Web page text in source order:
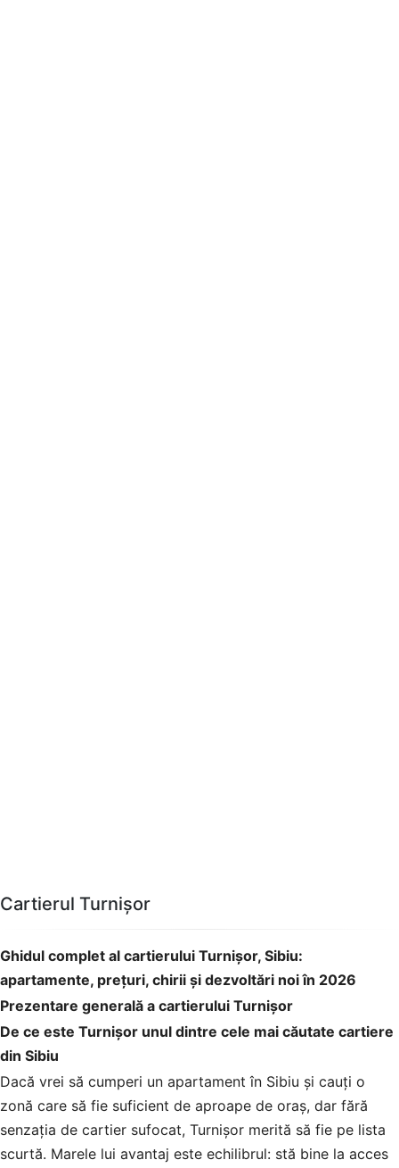
Cartierul Turnișor
Ghidul complet al cartierului Turnișor, Sibiu:
apartamente, prețuri, chirii și dezvoltări noi în 2026
Prezentare generală a cartierului Turnișor
De ce este Turnișor unul dintre cele mai căutate cartiere
din Sibiu
Dacă vrei să cumperi un apartament în Sibiu și cauți o
zonă care să fie suficient de aproape de oraș, dar fără
senzația de cartier sufocat, Turnișor merită să fie pe lista
scurtă. Marele lui avantaj este echilibrul: stă bine la acces